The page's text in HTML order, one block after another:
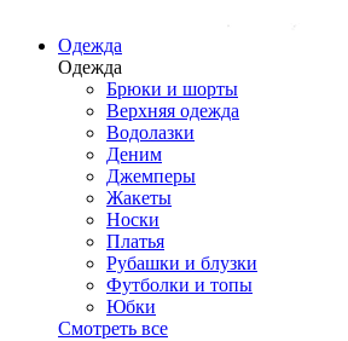
Одежда
Одежда
Брюки и шорты
Верхняя одежда
Водолазки
Деним
Джемперы
Жакеты
Носки
Платья
Рубашки и блузки
Футболки и топы
Юбки
Смотреть все